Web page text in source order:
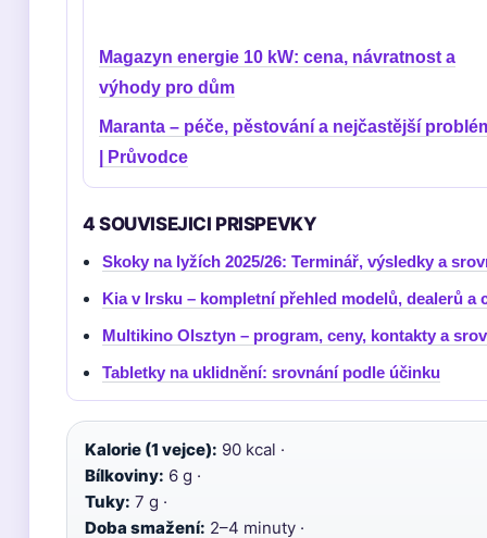
Magazyn energie 10 kW: cena, návratnost a
výhody pro dům
Maranta – péče, pěstování a nejčastější
| Průvodce
4 SOUVISEJICI PRISPEVKY
Skoky na lyžích 2025/26: Terminář, výsledky a
Kia v Irsku – kompletní přehled modelů, dealerů a
Multikino Olsztyn – program, ceny, kontakty a
Tabletky na uklidnění: srovnání podle účinku
Kalorie (1 vejce): 90 kcal ·
Bílkoviny: 6 g ·
Tuky: 7 g ·
Doba smažení: 2–4 minuty ·